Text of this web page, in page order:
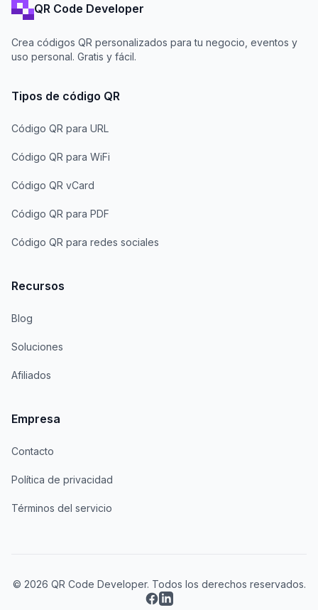
QR Code Developer
Crea códigos QR personalizados para tu negocio, eventos y
uso personal. Gratis y fácil.
Tipos de código QR
Código QR para URL
Código QR para WiFi
Código QR vCard
Código QR para PDF
Código QR para redes sociales
Recursos
Blog
Soluciones
Afiliados
Empresa
Contacto
Política de privacidad
Términos del servicio
© 2026 QR Code Developer. Todos los derechos reservados.